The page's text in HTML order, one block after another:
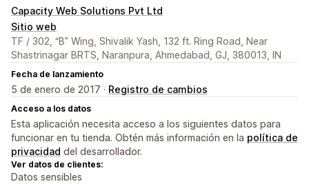
Capacity Web Solutions Pvt Ltd
Sitio web
TF / 302, “B” Wing, Shivalik Yash, 132 ft. Ring Road, Near
Shastrinagar BRTS, Naranpura, Ahmedabad, GJ, 380013, IN
Fecha de lanzamiento
5 de enero de 2017 · Registro de cambios
Acceso a los datos
Esta aplicación necesita acceso a los siguientes datos para
funcionar en tu tienda. Obtén más información en la política de
privacidad del desarrollador.
Ver datos de clientes:
Datos sensibles